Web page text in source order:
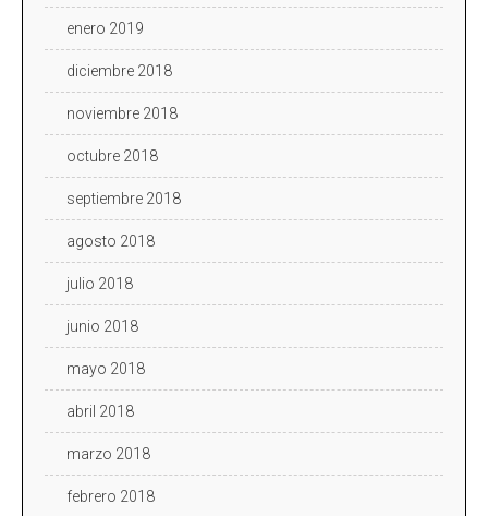
enero 2019
diciembre 2018
noviembre 2018
octubre 2018
septiembre 2018
agosto 2018
julio 2018
junio 2018
mayo 2018
abril 2018
marzo 2018
febrero 2018